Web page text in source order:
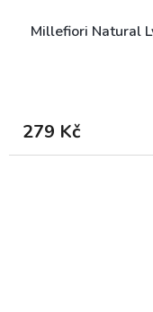
Millefiori Natural
279 Kč